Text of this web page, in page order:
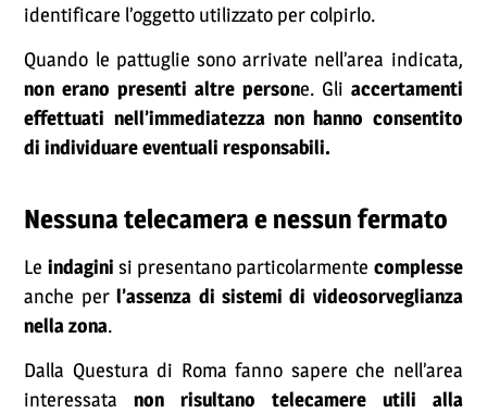
identificare l’oggetto utilizzato per colpirlo.
Quando le pattuglie sono arrivate nell’area indicata,
non erano presenti altre persone. Gli accertamenti
effettuati nell’immediatezza non hanno consentito
di individuare eventuali responsabili.
Nessuna telecamera e nessun fermato
Le indagini si presentano particolarmente complesse
anche perl’assenza di sistemi di videosorveglianza
nella zona.
Dalla Questura di Roma fanno sapere che nell’area
interessatanon risultano telecamere utili alla